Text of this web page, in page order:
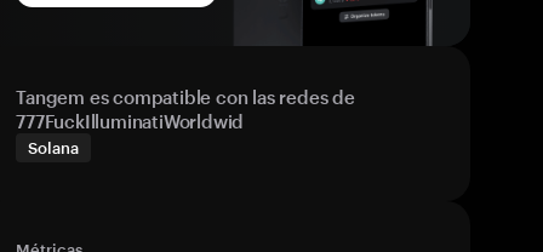
Tangem es compatible con las redes de
777FuckIlluminatiWorldwid
Solana